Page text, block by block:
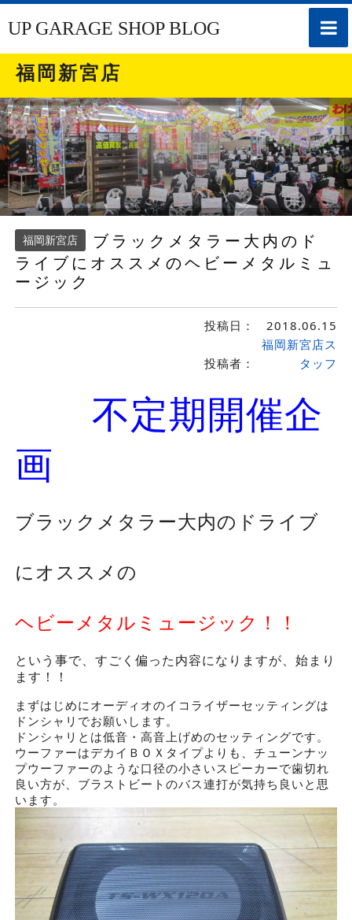
toggle
UP GARAGE SHOP BLOG
福岡新宮店
福岡新宮店
ブラックメタラー大内のド
ライブにオススメのヘビーメタルミュ
ージック
投稿日： 2018.06.15
投稿者：
福岡新宮店ス
タッフ
不定期開催企
画
ブラックメタラー大内のドライブ
にオススメの
ヘビーメタルミュージック！！
という事で、すごく偏った内容になりますが、始まり
ます！！
まずはじめにオーディオのイコライザーセッティングは
ドンシャリでお願いします。
ドンシャリとは低音・高音上げめのセッティングです。
ウーファーはデカイＢＯＸタイプよりも、チューンナッ
プウーファーのような口径の小さいスピーカーで歯切れ
良い方が、ブラストビートのバス連打が気持ち良いと思
います。